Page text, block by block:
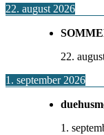
22. august 2026
22.
1. september 2026
1.